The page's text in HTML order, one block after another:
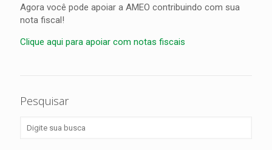
Agora você pode apoiar a AMEO contribuindo com sua
nota fiscal!
Clique aqui para apoiar com notas fiscais
Pesquisar